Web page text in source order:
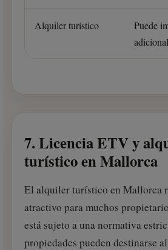
Alquiler turístico
Puede
7. Licencia ETV y
turístico en Mallorca
El alquiler turístico en Mallorca
atractivo para muchos
está sujeto a una normativa
propiedades pueden destinarse